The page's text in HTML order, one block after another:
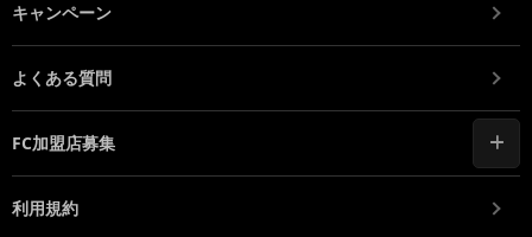
キャンペーン
よくある質問
FC加盟店募集
利用規約